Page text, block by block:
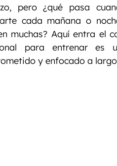
Entrenamiento
pero ¿qué pasa
cada mañana o
muchas? Aquí entra el
para entrenar es
y enfocado a